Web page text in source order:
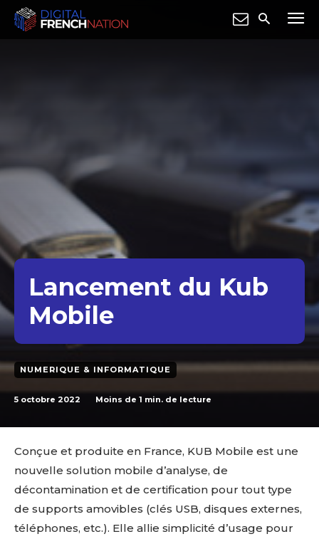
Lancement du Kub
Mobile
NUMERIQUE & INFORMATIQUE
5 octobre 2022 Moins de 1 min. de lecture
Conçue et produite en France, KUB Mobile est une
nouvelle solution mobile d’analyse, de
décontamination et de certification pour tout type
de supports amovibles (clés USB, disques externes,
téléphones, etc.). Elle allie simplicité d’usage pour